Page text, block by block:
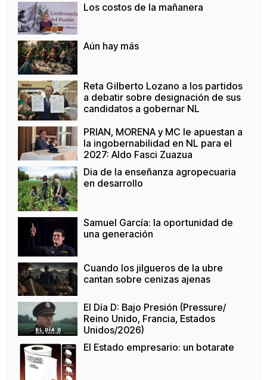
Los costos de la mañanera
Aún hay más
Reta Gilberto Lozano a los partidos
a debatir sobre designación de sus
candidatos a gobernar NL
PRIAN, MORENA y MC le apuestan a
la ingobernabilidad en NL para el
2027: Aldo Fasci Zuazua
Dia de la enseñanza agropecuaria
en desarrollo
Samuel García: la oportunidad de
una generación
Cuando los jilgueros de la ubre
cantan sobre cenizas ajenas
El Día D: Bajo Presión (Pressure/
Reino Unido, Francia, Estados
Unidos/2026)
El Estado empresario: un botarate